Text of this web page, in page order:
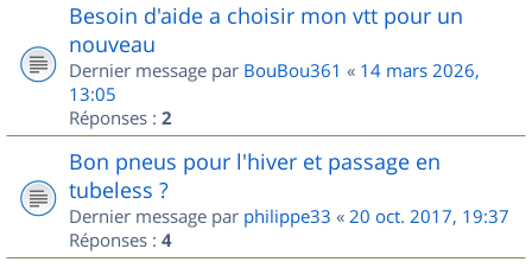
Besoin d'aide a choisir mon vtt pour un
nouveau
Dernier message par BouBou361 « 14 mars 2026,
13:05
Réponses : 2
Bon pneus pour l'hiver et passage en
tubeless ?
Dernier message par philippe33 « 20 oct. 2017, 19:37
Réponses : 4